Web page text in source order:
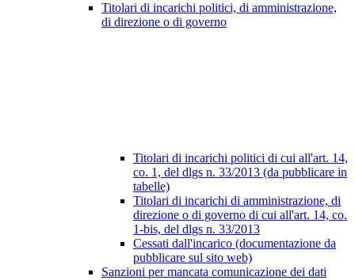
Titolari di incarichi politici, di amministrazione,
di direzione o di governo
Titolari di incarichi politici di cui all'art. 14,
co. 1, del dlgs n. 33/2013 (da pubblicare in
tabelle)
Titolari di incarichi di amministrazione, di
direzione o di governo di cui all'art. 14, co.
1-bis, del dlgs n. 33/2013
Cessati dall'incarico (documentazione da
pubblicare sul sito web)
Sanzioni per mancata comunicazione dei dati